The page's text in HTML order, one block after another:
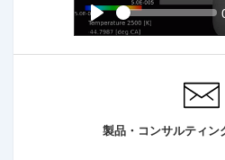
y
P
l
S
e
e r
r
製品・コンサルティン